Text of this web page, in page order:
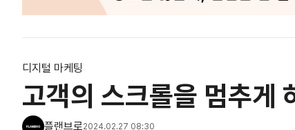
디지털 마케팅
고객의 스크롤을 멈추게
플랜브로2024.02.27 08:30